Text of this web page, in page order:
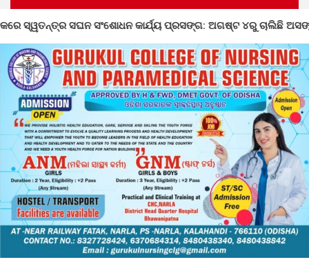
ପ୍ରସଙ୍ଗ: ଅଗଷ୍ଟ ୪ରୁ ଚାଲିଛି ଅସଙ୍ଗତି ସଂଶୋଧନ ଡହାଗାଁ